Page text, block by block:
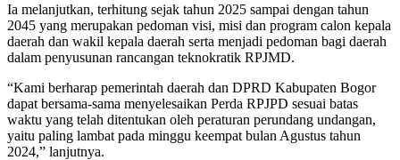
Ia melanjutkan, terhitung sejak tahun 2025 sampai dengan tahun
2045 yang merupakan pedoman visi, misi dan program calon kepala
daerah dan wakil kepala daerah serta menjadi pedoman bagi daerah
dalam penyusunan rancangan teknokratik RPJMD.
“Kami berharap pemerintah daerah dan DPRD Kabupaten Bogor
dapat bersama-sama menyelesaikan Perda RPJPD sesuai batas
waktu yang telah ditentukan oleh peraturan perundang undangan,
yaitu paling lambat pada minggu keempat bulan Agustus tahun
2024,” lanjutnya.